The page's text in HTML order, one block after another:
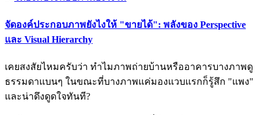
จัดองค์ประกอบภาพยังไงให้ "ขายได้": พลังของ Perspective
และ Visual Hierarchy
เคยสงสัยไหมครับว่า ทำไมภาพถ่ายบ้านหรืออาคารบางภาพดู
ธรรมดาแบนๆ ในขณะที่บางภาพแค่มองแวบแรกก็รู้สึก "แพง"
และน่าดึงดูดใจทันที?